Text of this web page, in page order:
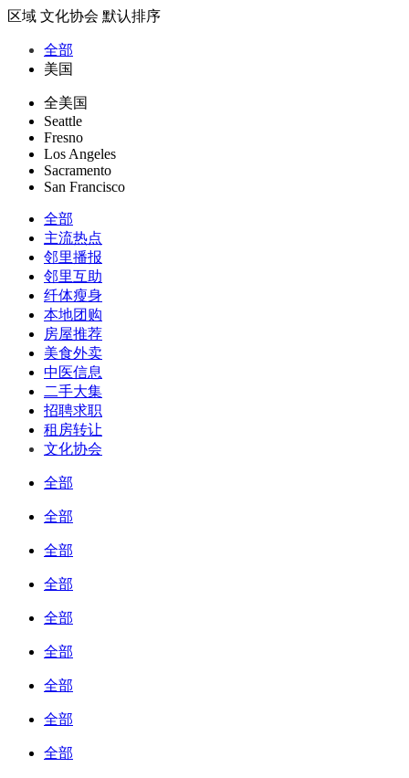
区域 文化协会 默认排序
全部
美国
全美国
Seattle
Fresno
Los Angeles
Sacramento
San Francisco
全部
主流热点
邻里播报
邻里互助
纤体瘦身
本地团购
房屋推荐
美食外卖
中医信息
二手大集
招聘求职
租房转让
文化协会
全部
全部
全部
全部
全部
全部
全部
全部
全部